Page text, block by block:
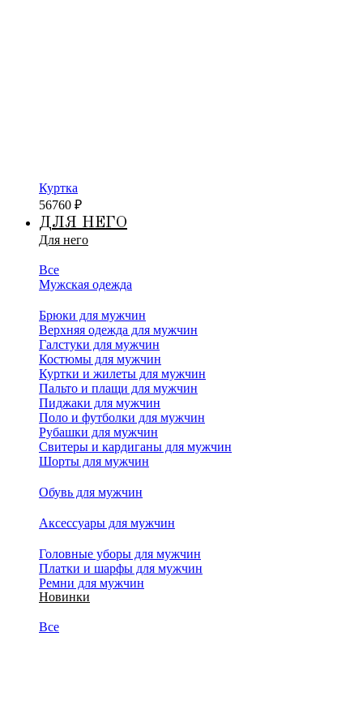
Куртка
56760 ₽
ДЛЯ НЕГО
Для него
Все
Мужская одежда
Брюки для мужчин
Верхняя одежда для мужчин
Галстуки для мужчин
Костюмы для мужчин
Куртки и жилеты для мужчин
Пальто и плащи для мужчин
Пиджаки для мужчин
Поло и футболки для мужчин
Рубашки для мужчин
Свитеры и кардиганы для мужчин
Шорты для мужчин
Обувь для мужчин
Аксессуары для мужчин
Головные уборы для мужчин
Платки и шарфы для мужчин
Ремни для мужчин
Новинки
Все